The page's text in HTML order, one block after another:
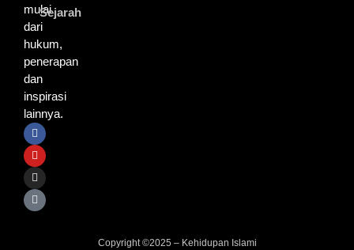
mulai
dari
hukum,
penerapan
dan
inspirasi
lainnya.
Sejarah
Copyright ©2025 – Kehidupan Islami